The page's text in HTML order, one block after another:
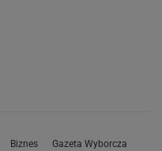
Biznes Gazeta Wyborcza